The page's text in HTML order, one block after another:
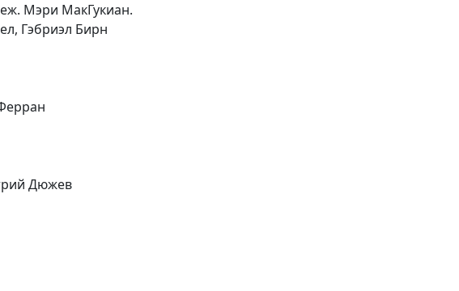
Мэри МакГукиан.
Гэбриэл Бирн
Дюжев